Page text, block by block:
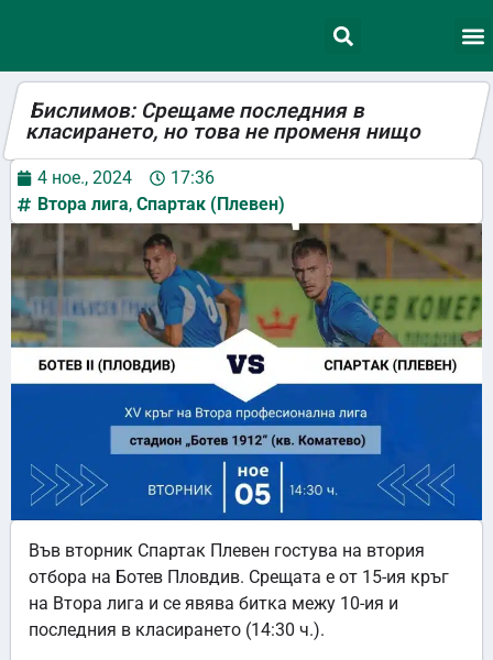
Бислимов: Срещаме последния в
класирането, но това не променя нищо
4 ное., 2024
17:36
Втора лига, Спартак (Плевен)
Във вторник Спартак Плевен гостува на втория
отбора на Ботев Пловдив. Срещата е от 15-ия кръг
на Втора лига и се явява битка межу 10-ия и
последния в класирането (14:30 ч.).